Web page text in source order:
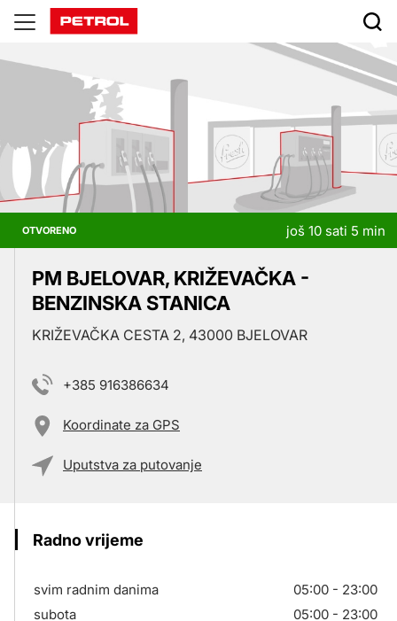
Prodajna
mjesta
OTVORENO još 10 sati 5 min
PM BJELOVAR, KRIŽEVAČKA -
BENZINSKA STANICA
KRIŽEVAČKA CESTA 2, 43000 BJELOVAR
+385 916386634
Koordinate za GPS
Uputstva za putovanje
Radno vrijeme
svim radnim danima
05:00 - 23:00
subota
05:00 - 23:00